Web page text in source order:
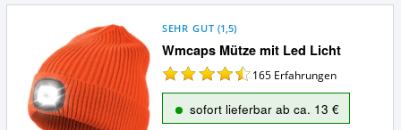
Wmcaps Mütze mit Led Licht
SEHR GUT (1,5)
165 Erfahrungen
sofort lieferbar ab ca. 13 €